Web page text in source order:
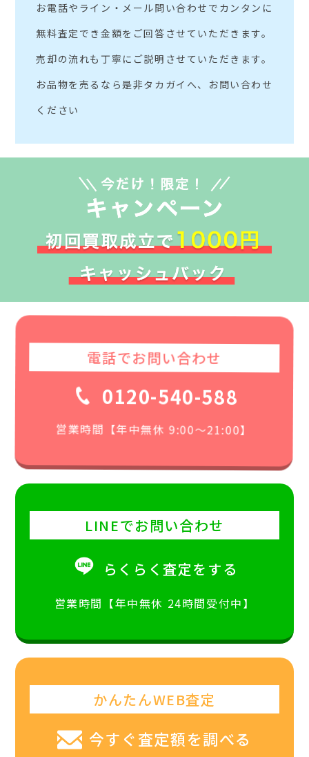
お電話やライン・メール問い合わせでカンタンに
無料査定でき金額をご回答させていただきます。
売却の流れも丁寧にご説明させていただきます。
お品物を売るなら是非タカガイへ、お問い合わせ
ください
電話でお問い合わせ
0120-540-588
営業時間【年中無休 9:00〜21:00】
LINEでお問い合わせ
らくらく査定をする
営業時間【年中無休 24時間受付中】
かんたんWEB査定
今すぐ査定額を調べる